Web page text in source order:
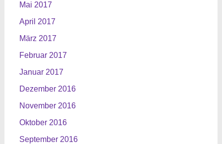
Mai 2017
April 2017
März 2017
Februar 2017
Januar 2017
Dezember 2016
November 2016
Oktober 2016
September 2016